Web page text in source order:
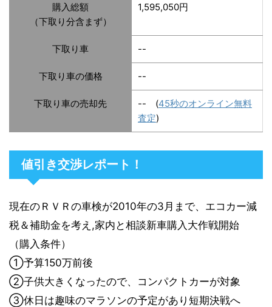
購入総額
（下取り分含まず）
1,595,050円
下取り車 --
下取り車の価格 --
下取り車の売却先 -- (45秒のオンライン無料
査定)
値引き交渉レポート！
現在のＲＶＲの車検が2010年の3月まで、エコカー減
税＆補助金を考え,家内と相談新車購入大作戦開始
（購入条件）
①予算150万前後
②子供大きくなったので、コンパクトカーが対象
③休日は趣味のマラソンの予定があり短期決戦へ